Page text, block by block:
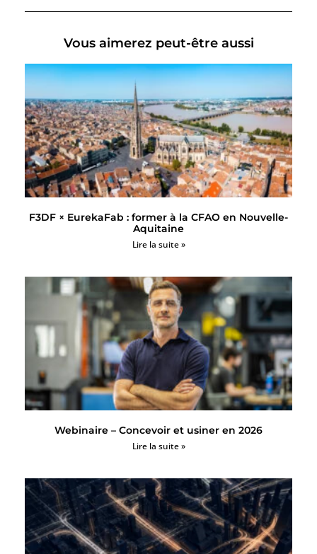
Vous aimerez peut-être aussi
F3DF × EurekaFab : former à la CFAO en Nouvelle-
Aquitaine
Lire la suite »
Webinaire – Concevoir et usiner en 2026
Lire la suite »